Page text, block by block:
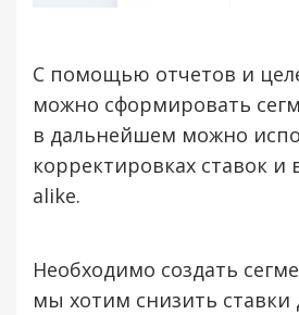
С помощью отчетов и
можно сформировать
в дальнейшем можно
корректировках ставок и
alike.
Необходимо создать
мы хотим снизить ставки